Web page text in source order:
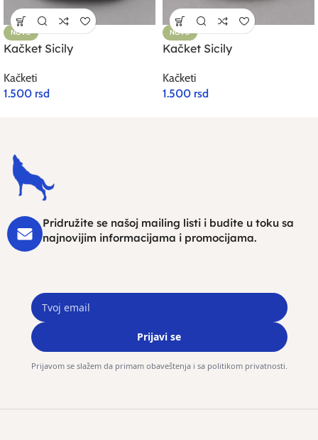
NOVO
Kačket Sicily
Kačketi
1.500 rsd
NOVO
Kačket Sicily
Kačketi
1.500 rsd
Pridružite se našoj mailing listi i budite u toku sa
najnovijim informacijama i promocijama.
Prijavi se
Prijavom se slažem da primam obaveštenja i sa politikom privatnosti.